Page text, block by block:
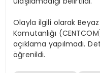
Olayla ilgili olarak
Komutanlığı
açıklama yapılmadı.
öğrenildi.